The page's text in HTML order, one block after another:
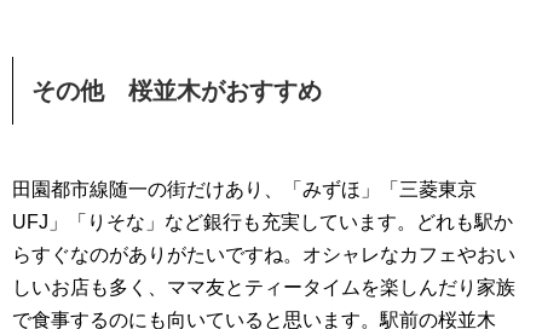
その他 桜並木がおすすめ
田園都市線随一の街だけあり、「みずほ」「三菱東京
UFJ」「りそな」など銀行も充実しています。どれも駅か
らすぐなのがありがたいですね。オシャレなカフェやおい
しいお店も多く、ママ友とティータイムを楽しんだり家族
で食事するのにも向いていると思います。駅前の桜並木